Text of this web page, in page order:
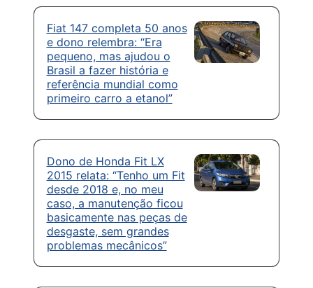
Fiat 147 completa 50 anos
e dono relembra: “Era
pequeno, mas ajudou o
Brasil a fazer história e
referência mundial como
primeiro carro a etanol”
Dono de Honda Fit LX
2015 relata: “Tenho um Fit
desde 2018 e, no meu
caso, a manutenção ficou
basicamente nas peças de
desgaste, sem grandes
problemas mecânicos”